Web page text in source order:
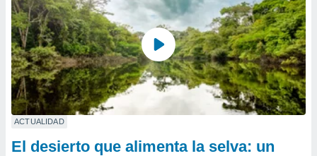
ACTUALIDAD
El desierto que alimenta la selva: un